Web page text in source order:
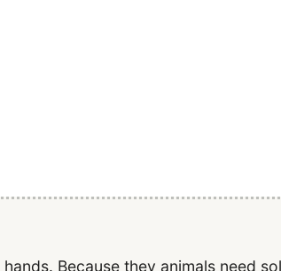
Because they animals need